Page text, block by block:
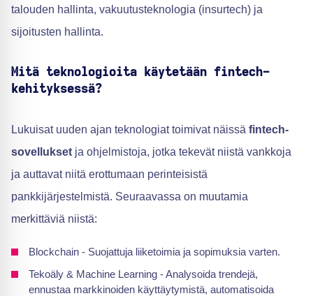
talouden hallinta, vakuutusteknologia (insurtech) ja
sijoitusten hallinta.
Mitä teknologioita käytetään fintech-
kehityksessä?
Lukuisat uuden ajan teknologiat toimivat näissä fintech-
sovellukset ja ohjelmistoja, jotka tekevät niistä vankkoja
ja auttavat niitä erottumaan perinteisistä
pankkijärjestelmistä. Seuraavassa on muutamia
merkittäviä niistä:
Blockchain - Suojattuja liiketoimia ja sopimuksia varten.
Tekoäly & Machine Learning - Analysoida trendejä,
ennustaa markkinoiden käyttäytymistä, automatisoida